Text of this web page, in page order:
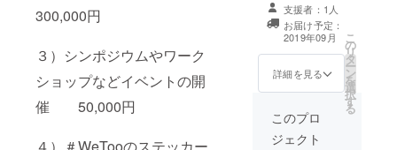
300,000円
３）シンポジウムやワーク
ショップなどイベントの開
催 50,000円
坂1-12-
32
アーク
森ビ
ル
イース
トウィ
ング37F
発起
人 小
してこ
の活動
を応援
くだ
さって
河桃子
東京生
ツは、今年台湾
で行われた
DENIM DAYイベ
ントで作成され
細は活動報告を
ご覧ください）
催権（チャリ
ティ特別価格）
調査報告書（冊
子） ＃WeTooス
テッカー5枚・
所などは、クラ
ング終了後に個
支援者：1人
お届け予定：
2019年09月
詳細を見る
こ
の
リ
タ
ー
ン
を
選
択
す
る
このプロ
ジェクト